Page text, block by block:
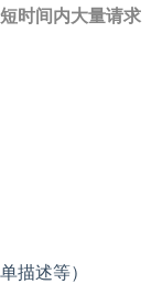
时间内大量请求
描述等）